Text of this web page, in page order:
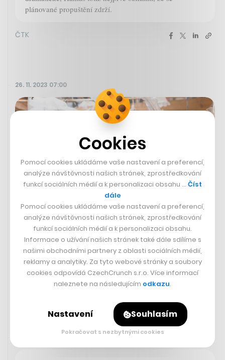
plánované propuštění zdrží.
ČTK
26. 11. 2023 07:00
Plastem nahradit křišťál. Výtvarnice
Richterová vytvořila pro Café
Savoy originální lustry z PET lahví
SÁRA GOLDBERGEROVÁ
Cookies
Pomocí cookies ukládáme vaše nastavení a preferencí,
analýze návštěvnosti našich stránek, zprostředkování
funkcí sociálních médií a k personalizaci obsahu … Číst
dále
Pomocí cookies ukládáme vaše nastavení a preferencí,
analýze návštěvnosti našich stránek, zprostředkování
funkcí sociálních médií a k personalizaci obsahu.
Informace o užívání našich stránek také dále sdílíme s
našimi obchodními partnery z oblasti sociálních médií,
reklamy a analytiky. Za tyto webové stránky a soubory
cookies odpovídá CzechCrunch s.r.o. Více informací
naleznete na následujícím odkazu.
Nastavení Souhlasím
Pokračovat s nezbytnými cookies